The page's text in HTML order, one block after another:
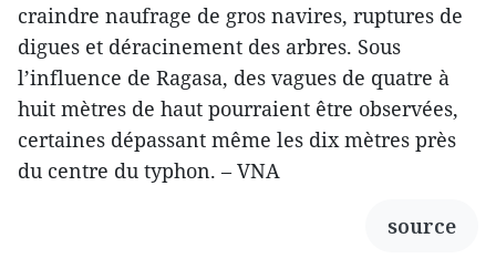
craindre naufrage de gros navires, ruptures de
digues et déracinement des arbres. Sous
l’influence de Ragasa, des vagues de quatre à
huit mètres de haut pourraient être observées,
certaines dépassant même les dix mètres près
du centre du typhon. – VNA
source